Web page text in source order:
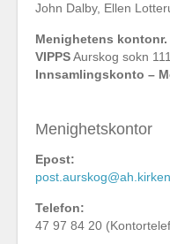
John Dalby, Ellen
Menighetens kontonr.
VIPPSAurskog sokn
Innsamlingskonto –
Menighetskontor
Epost:
Telefon:
47 97 84 20